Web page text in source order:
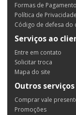
Formas de Pagamento
Política de Privacidade
Código de defesa do
Serviços ao
Entre em contato
Solicitar troca
Mapa do site
Outros serviços
Comprar vale
Promoções